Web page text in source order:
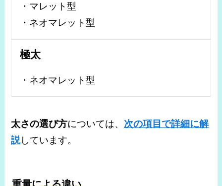
・マレット型
・ネオマレット型
極太
・ネオマレット型
太さの選び方については、 次の項目で詳細に解
説しています。